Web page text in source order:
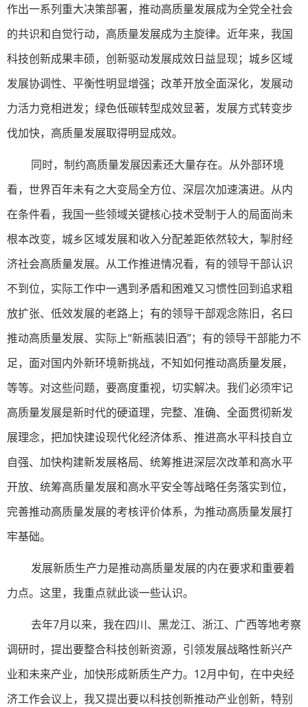
作出一系列重大决策部署，推动高质量发展成为全党全社会
的共识和自觉行动，高质量发展成为主旋律。近年来，我国
科技创新成果丰硕，创新驱动发展成效日益显现；城乡区域
发展协调性、平衡性明显增强；改革开放全面深化，发展动
力活力竞相迸发；绿色低碳转型成效显著，发展方式转变步
伐加快，高质量发展取得明显成效。
同时，制约高质量发展因素还大量存在。从外部环境
看，世界百年未有之大变局全方位、深层次加速演进。从内
在条件看，我国一些领域关键核心技术受制于人的局面尚未
根本改变，城乡区域发展和收入分配差距依然较大，掣肘经
济社会高质量发展。从工作推进情况看，有的领导干部认识
不到位，实际工作中一遇到矛盾和困难又习惯性回到追求粗
放扩张、低效发展的老路上；有的领导干部观念陈旧，名曰
推动高质量发展、实际上“新瓶装旧酒”；有的领导干部能力不
足，面对国内外新环境新挑战，不知如何推动高质量发展，
等等。对这些问题，要高度重视，切实解决。我们必须牢记
高质量发展是新时代的硬道理，完整、准确、全面贯彻新发
展理念，把加快建设现代化经济体系、推进高水平科技自立
自强、加快构建新发展格局、统筹推进深层次改革和高水平
开放、统筹高质量发展和高水平安全等战略任务落实到位，
完善推动高质量发展的考核评价体系，为推动高质量发展打
牢基础。
发展新质生产力是推动高质量发展的内在要求和重要着
力点。这里，我重点就此谈一些认识。
去年7月以来，我在四川、黑龙江、浙江、广西等地考察
调研时，提出要整合科技创新资源，引领发展战略性新兴产
业和未来产业，加快形成新质生产力。12月中旬，在中央经
济工作会议上，我又提出要以科技创新推动产业创新，特别